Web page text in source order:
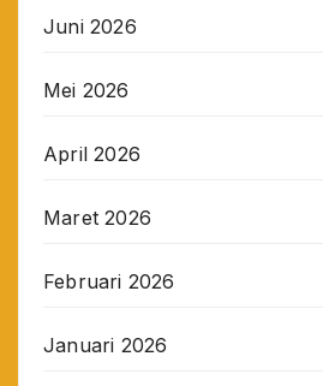
Juni 2026
Mei 2026
April 2026
Maret 2026
Februari 2026
Januari 2026